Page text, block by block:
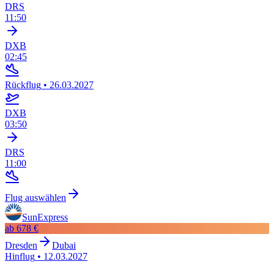
DRS
11:50
DXB
02:45
Rückflug • 26.03.2027
DXB
03:50
DRS
11:00
Flug auswählen
SunExpress
ab 678 €
Dresden
Dubai
Hinflug • 12.03.2027